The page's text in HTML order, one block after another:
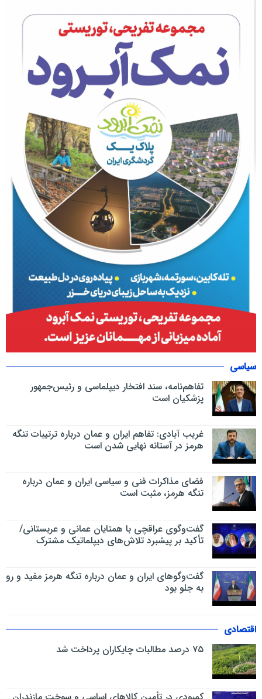
سیاسی
تفاهم‌نامه، سند افتخار دیپلماسی و رئیس‌جمهور
پزشکیان است
غریب آبادی: تفاهم ایران و عمان درباره ترتیبات تنگه
هرمز در آستانه نهایی شدن است
فضای مذاکرات فنی و سیاسی ایران و عمان درباره
تنگه هرمز، مثبت است
گفت‌وگوی عراقچی با همتایان عمانی و عربستانی/
تأکید بر پیشبرد تلاش‌های دیپلماتیک مشترک
گفت‌وگوهای ایران و عمان درباره تنگه هرمز مفید و رو
به جلو بود
اقتصادی
۷۵ درصد مطالبات چایکاران پرداخت شد